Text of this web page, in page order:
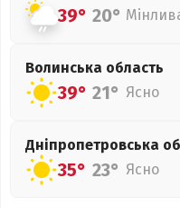
39° 20°
Волинська область
39° 21° Ясно
Дніпропетровська
35° 23° Ясно